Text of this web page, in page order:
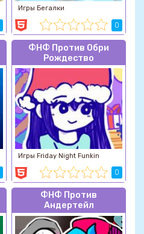
Игры Бегалки
0
ФНФ Против Обри
Рождество
Игры Friday Night Funkin
0
ФНФ Против
Андертейл